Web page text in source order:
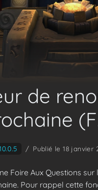
de
/ Publié le 18 janvier
Foire Aux Questions sur
Pour rappel cette